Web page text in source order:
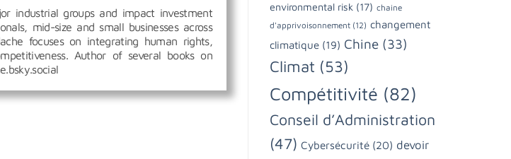
industrial groups and impact investment
mid-size and small businesses across
focuses on integrating human rights,
Author of several books on
environmental risk (17) chaine
d'apprivoisonnement (12) changement
climatique (19) Chine (33)
Climat (53)
Compétitivité (82)
Conseil d’Administration
(47) Cybersécurité (20) devoir